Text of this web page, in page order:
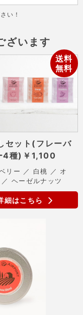
い！
ざいます
送料
無料
セット(フレーバ
4種) ￥1,100
リー ／ 白桃 ／ オ
／ ヘーゼルナッツ
細はこちら